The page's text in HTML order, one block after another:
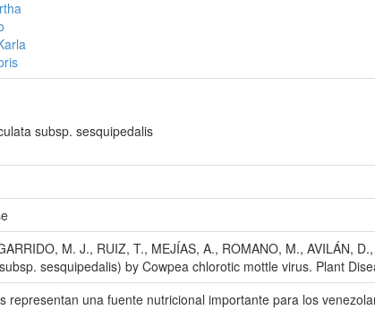
subsp. sesquipedalis
M. J., RUIZ, T., MEJÍAS, A., ROMANO, M., AVILÁN,
sesquipedalis) by Cowpea chlorotic mottle virus. Plant
representan una fuente nutricional importante para los